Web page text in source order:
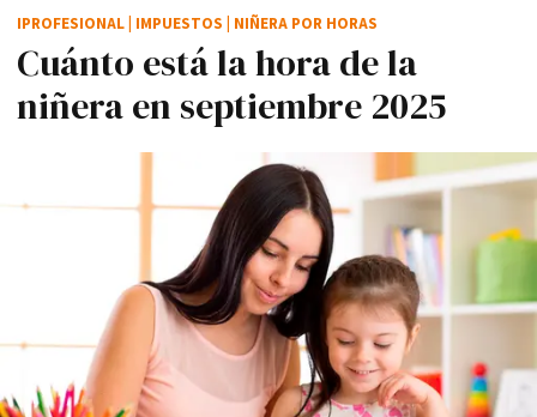
Cuánto está la hora de la
niñera en septiembre 2025
IPROFESIONAL IMPUESTOS NIÑERA POR HORAS